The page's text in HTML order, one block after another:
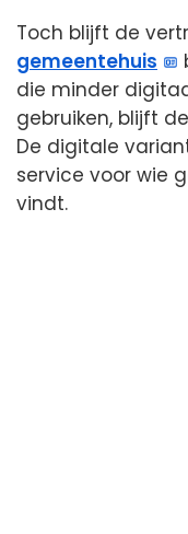
Toch blijft de
gemeentehuis
die minder
gebruiken, blijft
De digitale
service voor wie
vindt.